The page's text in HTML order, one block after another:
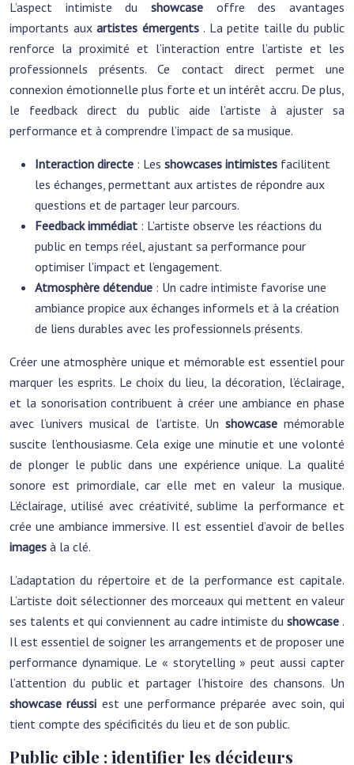
L’aspect intimiste du showcase offre des avantages
importants auxartistes émergents. La petite taille du public
renforce la proximité et l’interaction entre l’artiste et les
professionnels présents. Ce contact direct permet une
connexion émotionnelle plus forte et un intérêt accru. De plus,
le feedback direct du public aide l’artiste à ajuster sa
performance et à comprendre l’impact de sa musique.
Interaction directe : Les showcases intimistes facilitent
les échanges, permettant aux artistes de répondre aux
questions et de partager leur parcours.
Feedback immédiat : L’artiste observe les réactions du
public en temps réel, ajustant sa performance pour
optimiser l’impact et l’engagement.
Atmosphère détendue : Un cadre intimiste favorise une
ambiance propice aux échanges informels et à la création
de liens durables avec les professionnels présents.
Créer une atmosphère unique et mémorable est essentiel pour
marquer les esprits. Le choix du lieu, la décoration, l’éclairage,
et la sonorisation contribuent à créer une ambiance en phase
avec l’univers musical de l’artiste. Un showcasemémorable
suscite l’enthousiasme. Cela exige une minutie et une volonté
de plonger le public dans une expérience unique. La qualité
sonore est primordiale, car elle met en valeur la musique.
L’éclairage, utilisé avec créativité, sublime la performance et
crée une ambiance immersive. Il est essentiel d’avoir de belles
images à la clé.
L’adaptation du répertoire et de la performance est capitale.
L’artiste doit sélectionner des morceaux qui mettent en valeur
ses talents et qui conviennent au cadre intimiste du showcase .
Il est essentiel de soigner les arrangements et de proposer une
performance dynamique. Le « storytelling » peut aussi capter
l’attention du public et partager l’histoire des chansons. Un
showcase réussi est une performance préparée avec soin, qui
tient compte des spécificités du lieu et de son public.
Public cible : identifier les décideurs